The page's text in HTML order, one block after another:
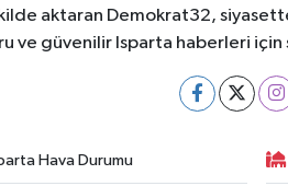
aktaran Demokrat32,
ve güvenilir Isparta haberleri
Hava Durumu